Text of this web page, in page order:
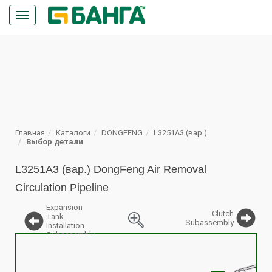
Кнопка
меню
Главная Каталоги DONGFENG
L3251A3 (вар.)
Выбор детали
L3251A3 (вар.) DongFeng Air Removal
Circulation Pipeline
Expansion
Tank
Installation
Subassembly
Clutch
Subassembly